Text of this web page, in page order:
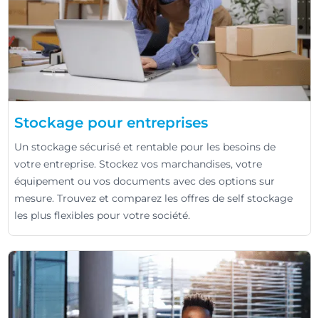
Stockage pour entreprises
Un stockage sécurisé et rentable pour les besoins de
votre entreprise. Stockez vos marchandises, votre
équipement ou vos documents avec des options sur
mesure. Trouvez et comparez les offres de self stockage
les plus flexibles pour votre société.